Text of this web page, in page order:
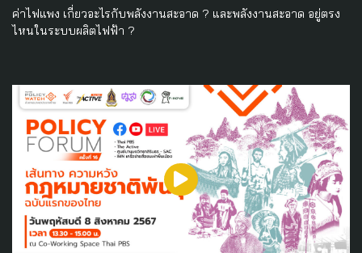
ค่าไฟแพง เกี่ยวอะไรกับพลังงานสะอาด ? และพลังงานสะอาด อยู่ตรง
ไหนในระบบผลิตไฟฟ้า ?